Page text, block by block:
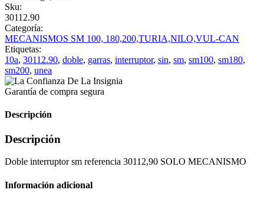
Sku:
30112.90
Categoría:
MECANISMOS SM 100, 180,200,TURIA,NILO,VUL-CAN
Etiquetas:
10a, 30112.90, doble, garras, interruptor, sin, sm, sm100, sm180,
sm200, unea
Garantía de compra segura
Descripción
Descripción
Doble interruptor sm referencia 30112,90 SOLO MECANISMO
Información adicional